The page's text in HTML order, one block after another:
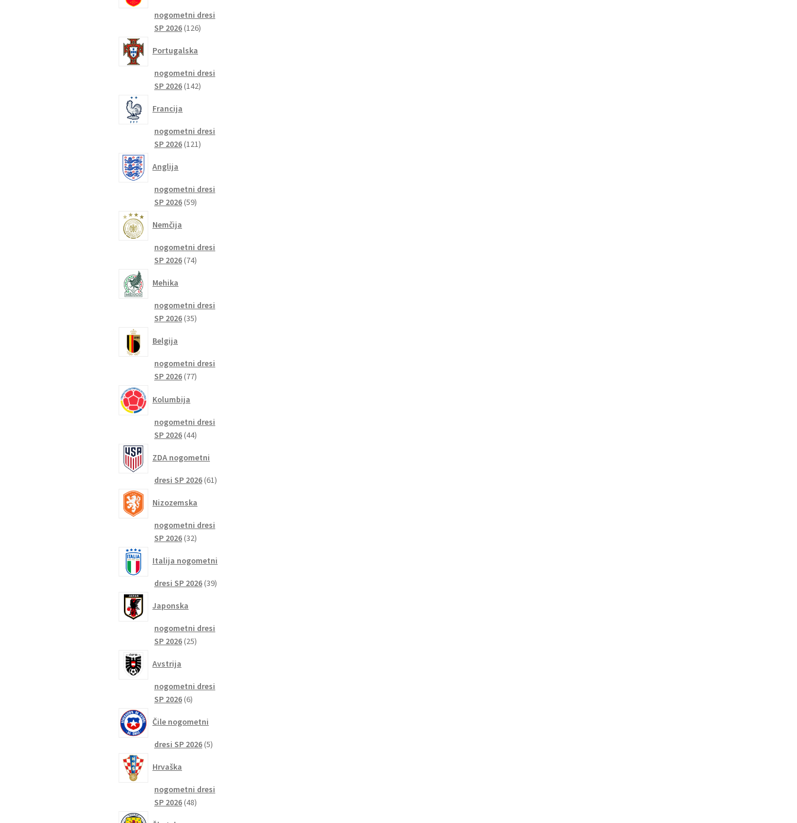
nogometni dresi
SP 2026 126126
Portugalska
nogometni dresi
SP 2026 142142
Francija
nogometni dresi
SP 2026 121121
Anglija
nogometni dresi
SP 2026 5959
Nemčija
nogometni dresi
SP 2026 7474
Mehika
nogometni dresi
SP 2026 3535
Belgija
nogometni dresi
SP 2026 7777
Kolumbija
nogometni dresi
SP 2026 4444
ZDA nogometni
dresi SP 2026 6161
Nizozemska
nogometni dresi
SP 2026 3232
Italija nogometni
dresi SP 2026 3939
Japonska
nogometni dresi
SP 2026 2525
Avstrija
nogometni dresi
SP 2026 66
Čile nogometni
dresi SP 2026 55
Hrvaška
nogometni dresi
SP 2026 4848